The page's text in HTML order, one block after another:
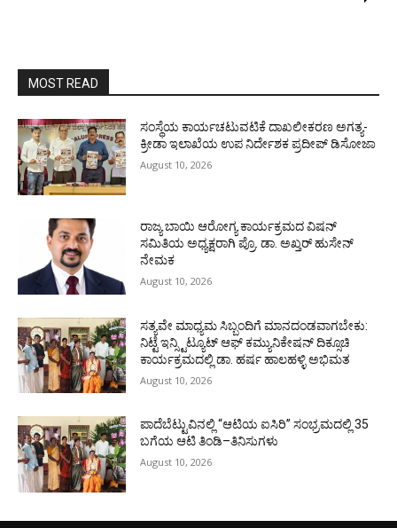
MOST READ
ಸಂಸ್ಥೆಯ ಕಾರ್ಯಚಟುವಟಿಕೆ ದಾಖಲೀಕರಣ ಅಗತ್ಯ-
ಕ್ರೀಡಾ ಇಲಾಖೆಯ ಉಪ ನಿರ್ದೇಶಕ ಪ್ರದೀಪ್ ಡಿಸೋಜಾ
August 10, 2026
ರಾಜ್ಯ ಬಾಯಿ ಆರೋಗ್ಯ ಕಾರ್ಯಕ್ರಮದ ವಿಷನ್
ಸಮಿತಿಯ ಅಧ್ಯಕ್ಷರಾಗಿ ಪ್ರೊ. ಡಾ. ಅಖ್ತರ್ ಹುಸೇನ್
ನೇಮಕ
August 10, 2026
ಸತ್ಯವೇ ಮಾಧ್ಯಮ ಸಿಬ್ಬಂದಿಗೆ ಮಾನದಂಡವಾಗಬೇಕು:
ನಿಟ್ಟೆ ಇನ್ಸ್ಟಿಟ್ಯೂಟ್ ಆಫ್ ಕಮ್ಯುನಿಕೇಷನ್ ದಿಕ್ಸೂಚಿ
ಕಾರ್ಯಕ್ರಮದಲ್ಲಿ ಡಾ. ಹರ್ಷ ಹಾಲಹಳ್ಳಿ ಅಭಿಮತ
August 10, 2026
ಪಾದೆಬೆಟ್ಟುವಿನಲ್ಲಿ “ಆಟಿಯ ಐಸಿರಿ’’ ಸಂಭ್ರಮದಲ್ಲಿ 35
ಬಗೆಯ ಆಟಿ ತಿಂಡಿ–ತಿನಿಸುಗಳು
August 10, 2026